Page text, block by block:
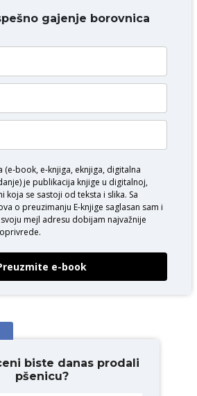
KOMENTAR
gajenje borovnica
(e-book, e-knjiga, eknjiga, digitalna
je publikacija knjige u digitalnoj,
koja se sastoji od teksta i slika. Sa
o preuzimanju E-knjige saglasan sam i
mejl adresu dobijam najvažnije
e-book
biste danas prodali
pšenicu?